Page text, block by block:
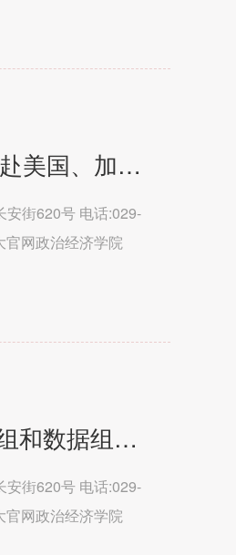
我校卓越教师实验班优秀学生2018年寒假赴美国、加拿大游学项目圆满结束
街620号 电话:029-
官网政治经济学院
我校召开本科教学工作审核评估自评报告组和数据组工作会议
街620号 电话:029-
官网政治经济学院